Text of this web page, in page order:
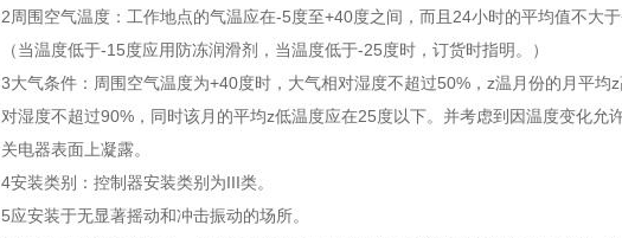
2周围空气温度：工作地点的气温应在-5度至+40度之间，而且24小时的平均值不大于
（当温度低于-15度应用防冻润滑剂，当温度低于-25度时，订货时指明。）
3大气条件：周围空气温度为+40度时，大气相对湿度不超过50%，z温月份的月平均z
对湿度不超过90%，同时该月的平均z低温度应在25度以下。并考虑到因温度变化允
关电器表面上凝露。
4安装类别：控制器安装类别为III类。
5应安装于无显著摇动和冲击振动的场所。